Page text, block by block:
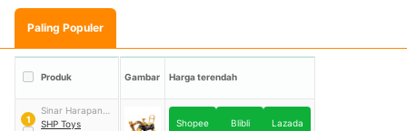
Paling Populer
Produk Gambar Harga terendah
1
Sinar Harapan
Plastik
SHP Toys
Shopee Blibli Lazada